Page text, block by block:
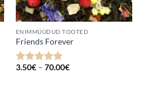
ENIMMÜÜDUD TOOTED
Friends Forever
Hinnanguga
3.50€ – 70.00€Hinnavahemik: